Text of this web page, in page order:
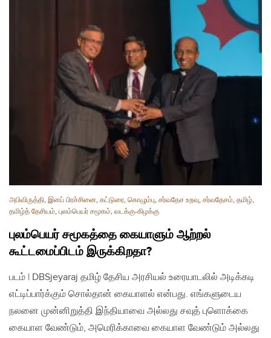
அபிவிருத்தி, இனப் பிரச்சினை, கட்டுரை, கொழும்பு, சர்வதேச உறவு, சர்வதேசம், தமிழ்,
தமிழ்த் தேசியம், புலம்பெயர் சமூகம், வடக்கு-கிழக்கு
புலம்பெயர் சமூகத்தை கையாளும் ஆற்றல்
கூட்டமைப்பிடம் இருக்கிறதா?
படம் | DBSjeyaraj தமிழ் தேசிய அரசியல் உரையாடலில் அடிக்கடி
எட்டிப்பார்க்கும் சொல்தான் கையாளல் என்பது. எங்களுடைய
நலனை முன்னிறுத்தி இந்தியாவை அல்லது சவுத் புளொக்கை
கையாள வேண்டும், அமெரிக்காவை கையாள வேண்டும் அல்லது